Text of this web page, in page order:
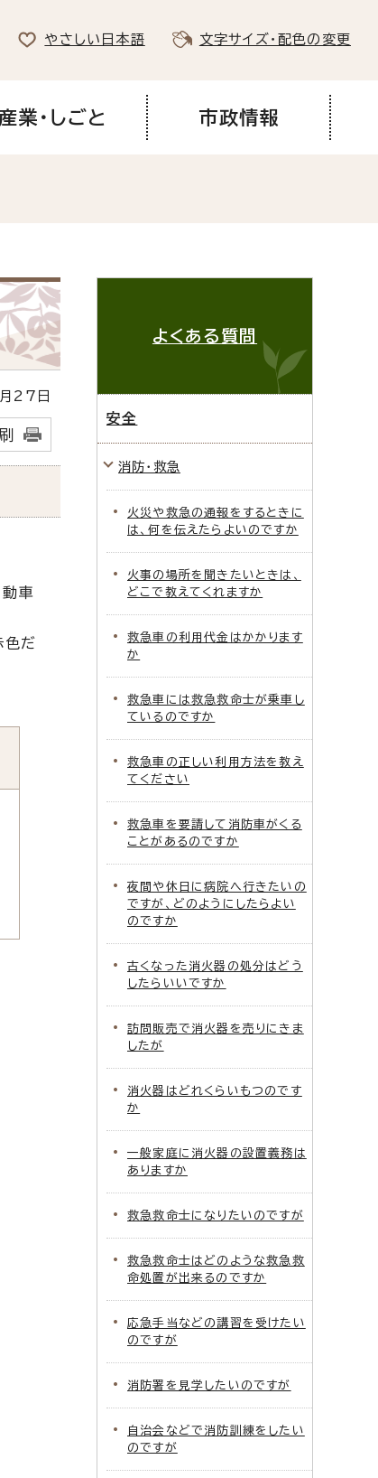
やさしい日本語 文字サイズ・配色の変更
産業・しごと 市政情報
27日
動車
色だ
よくある質問
安全
消防・救急
火災や救急の通報をするときに
は、何を伝えたらよいのですか
火事の場所を聞きたいときは、
どこで教えてくれますか
救急車の利用代金はかかります
か
救急車には救急救命士が乗車し
ているのですか
救急車の正しい利用方法を教え
てください
救急車を要請して消防車がくる
ことがあるのですか
夜間や休日に病院へ行きたいの
ですが、どのようにしたらよい
のですか
古くなった消火器の処分はどう
したらいいですか
訪問販売で消火器を売りにきま
したが
消火器はどれくらいもつのです
か
一般家庭に消火器の設置義務は
ありますか
救急救命士になりたいのですが
救急救命士はどのような救急救
命処置が出来るのですか
応急手当などの講習を受けたい
のですが
消防署を見学したいのですが
自治会などで消防訓練をしたい
のですが